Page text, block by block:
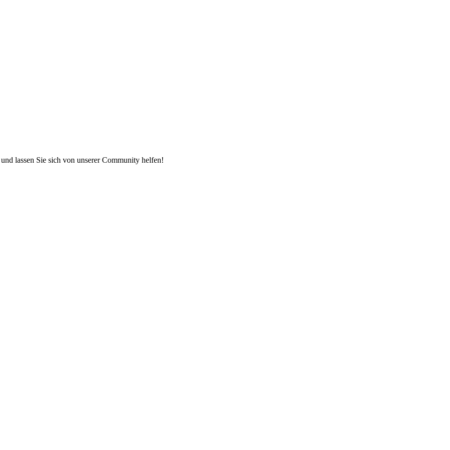
lassen Sie sich von unserer Community helfen!